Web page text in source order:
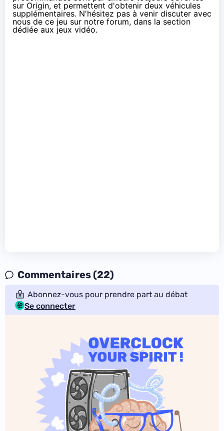
sur Origin, et permettent d'obtenir deux véhicules
supplémentaires. N'hésitez pas à venir discuter avec
nous de ce jeu sur notre forum, dans la section
dédiée aux jeux vidéo.
Commentaires (22)
Abonnez-vous pour prendre part au débat
Se connecter